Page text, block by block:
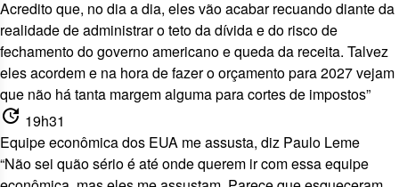
Acredito que, no dia a dia, eles vão acabar recuando diante da
realidade de administrar o teto da dívida e do risco de
fechamento do governo americano e queda da receita. Talvez
eles acordem e na hora de fazer o orçamento para 2027 vejam
que não há tanta margem alguma para cortes de impostos”
update 19h31
Equipe econômica dos EUA me assusta, diz Paulo Leme
“Não sei quão sério é até onde querem ir com essa equipe